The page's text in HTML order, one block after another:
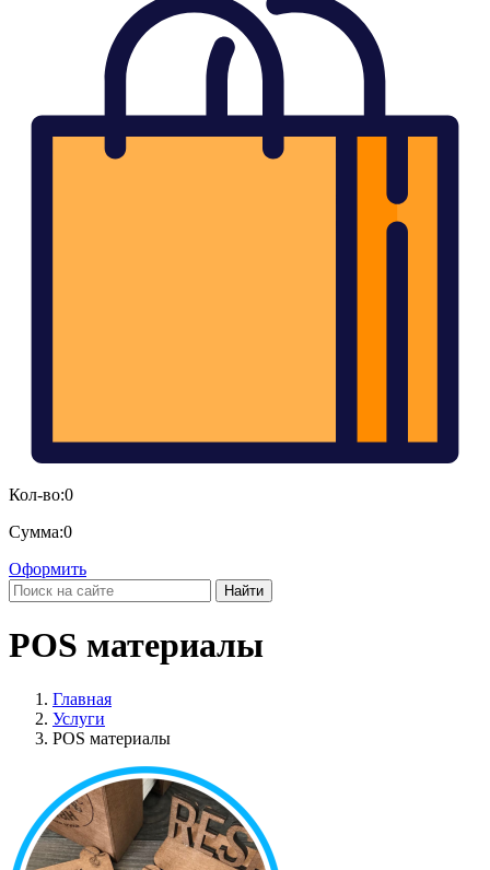
Кол-во:0
Сумма:0
Оформить
Найти
POS материалы
Главная
Услуги
POS материалы